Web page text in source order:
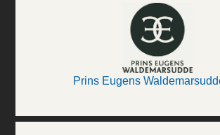
Prins Eugens